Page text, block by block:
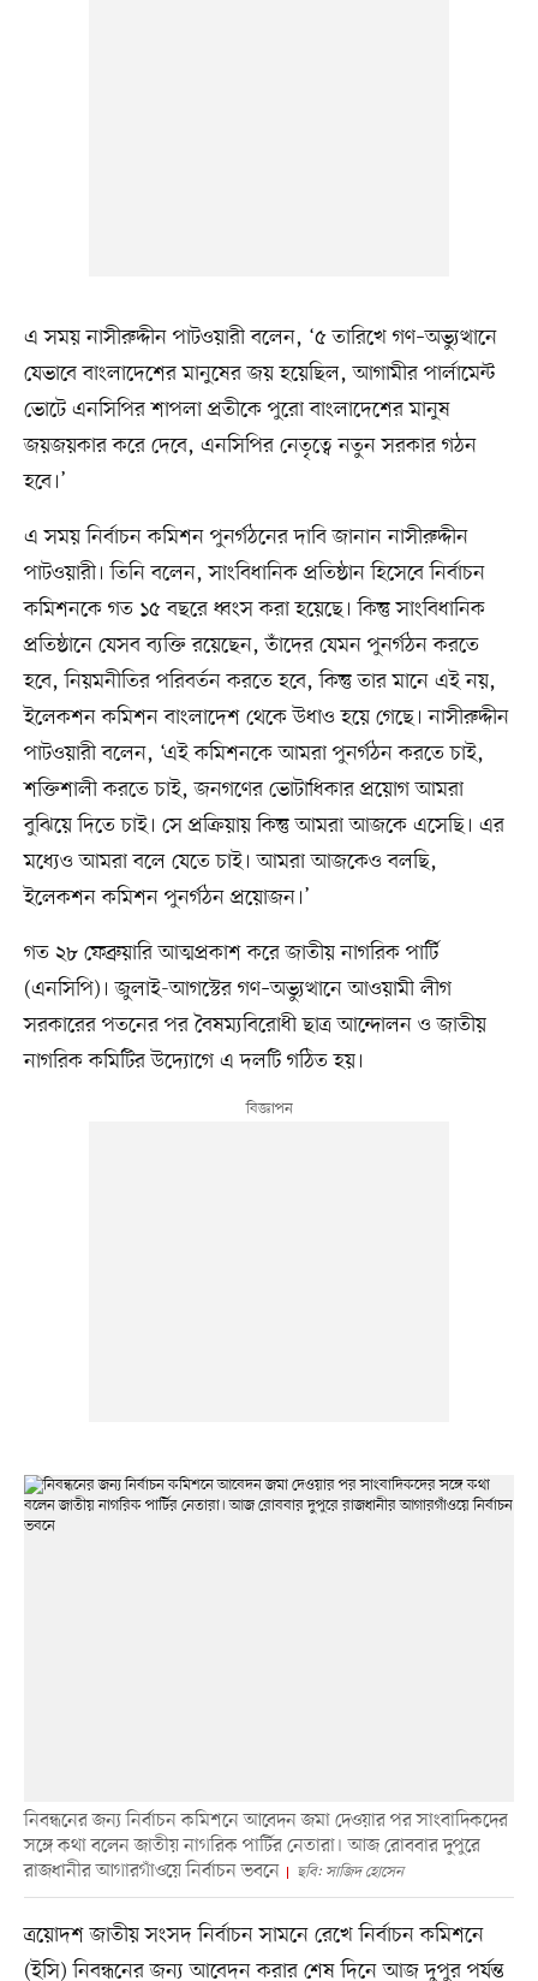
এ সময় নাসীরুদ্দীন পাটওয়ারী বলেন, ‘৫ তারিখে গণ–অভ্যুত্থানে
যেভাবে বাংলাদেশের মানুষের জয় হয়েছিল, আগামীর পার্লামেন্ট
ভোটে এনসিপির শাপলা প্রতীকে পুরো বাংলাদেশের মানুষ
জয়জয়কার করে দেবে, এনসিপির নেতৃত্বে নতুন সরকার গঠন
হবে।’
এ সময় নির্বাচন কমিশন পুনর্গঠনের দাবি জানান নাসীরুদ্দীন
পাটওয়ারী। তিনি বলেন, সাংবিধানিক প্রতিষ্ঠান হিসেবে নির্বাচন
কমিশনকে গত ১৫ বছরে ধ্বংস করা হয়েছে। কিন্তু সাংবিধানিক
প্রতিষ্ঠানে যেসব ব্যক্তি রয়েছেন, তাঁদের যেমন পুনর্গঠন করতে
হবে, নিয়মনীতির পরিবর্তন করতে হবে, কিন্তু তার মানে এই নয়,
ইলেকশন কমিশন বাংলাদেশ থেকে উধাও হয়ে গেছে। নাসীরুদ্দীন
পাটওয়ারী বলেন, ‘এই কমিশনকে আমরা পুনর্গঠন করতে চাই,
শক্তিশালী করতে চাই, জনগণের ভোটাধিকার প্রয়োগ আমরা
বুঝিয়ে দিতে চাই। সে প্রক্রিয়ায় কিন্তু আমরা আজকে এসেছি। এর
মধ্যেও আমরা বলে যেতে চাই। আমরা আজকেও বলছি,
ইলেকশন কমিশন পুনর্গঠন প্রয়োজন।’
গত ২৮ ফেব্রুয়ারি আত্মপ্রকাশ করে জাতীয় নাগরিক পার্টি
(এনসিপি)। জুলাই-আগস্টের গণ–অভ্যুত্থানে আওয়ামী লীগ
সরকারের পতনের পর বৈষম্যবিরোধী ছাত্র আন্দোলন ও জাতীয়
নাগরিক কমিটির উদ্যোগে এ দলটি গঠিত হয়।
নিবন্ধনের জন্য নির্বাচন কমিশনে আবেদন জমা দেওয়ার পর সাংবাদিকদের
সঙ্গে কথা বলেন জাতীয় নাগরিক পার্টির নেতারা। আজ রোববার দুপুরে
রাজধানীর আগারগাঁওয়ে নির্বাচন ভবনে
ছবি: সাজিদ হোসেন
ত্রয়োদশ জাতীয় সংসদ নির্বাচন সামনে রেখে নির্বাচন কমিশনে
(ইসি) নিবন্ধনের জন্য আবেদন করার শেষ দিনে আজ দুপুর পর্যন্ত